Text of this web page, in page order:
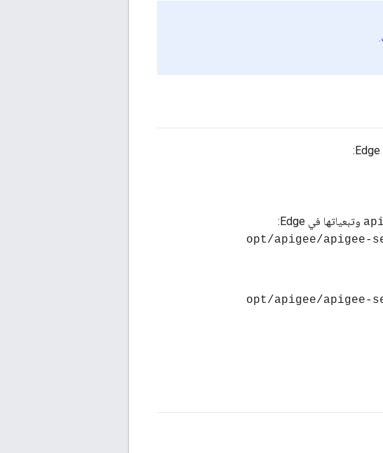
وتبعياتها في Edge:
> /opt/apigee/
> /opt/apigee/